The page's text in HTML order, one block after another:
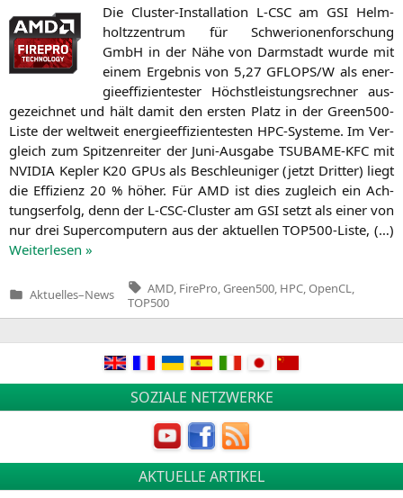
Die Clus­ter-Instal­la­ti­on L‑CSCam GSI Helm­
holtz­zen­trum für Schwer­io­nen­for­schung
GmbH in der Nähe von Darm­stadt wur­de mit
einem Ergeb­nis von 5,27 GFLOPS/W als ener­
gie­ef­fi­zi­en­tes­ter Höchst­leis­tungs­rech­ner aus­
ge­zeich­net und hält damit den ers­ten Platz in der Green500-
Lis­te der welt­weit ener­gie­ef­fi­zi­en­tes­ten HPC-Sys­te­me. Im Ver­
gleich zum Spit­zen­rei­ter der Juni-Aus­ga­be TSUBAME-KFCmit
NVIDIA Kep­ler K20 GPUs als Beschleu­ni­ger (jetzt Drit­ter) liegt
die Effi­zi­enz 20 % höher. Für AMD ist dies zugleich ein Ach­
tungs­er­folg, denn der L‑CSC-Clus­ter am GSI setzt als einer von
nur drei Super­com­pu­tern aus der aktu­el­len TOP500-Lis­te, (…)
Wei­ter­le­sen »
Veröffentlicht
Aktuelles–News
Tags:
AMD FirePro Green500 HPC OpenCL
TOP500
SOZIALE NETZWERKE
AKTUELLE ARTIKEL